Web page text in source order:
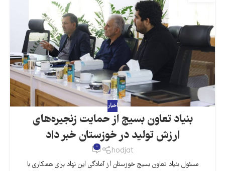
اخبار
بنیاد تعاون بسیج از حمایت زنجیره‌های
ارزش تولید در خوزستان خبر داد
hodjat
0
مسئول بنیاد تعاون بسیج خوزستان از آمادگی این نهاد برای همکاری با